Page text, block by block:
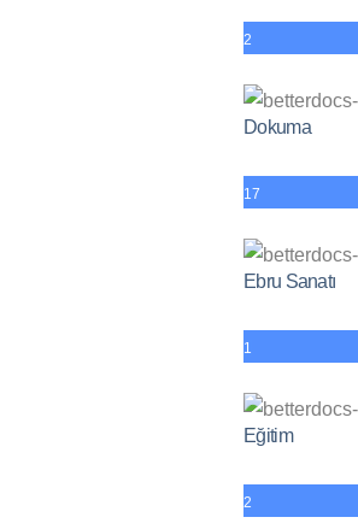
2
Dokuma
17
Ebru Sanatı
1
Eğitim
2